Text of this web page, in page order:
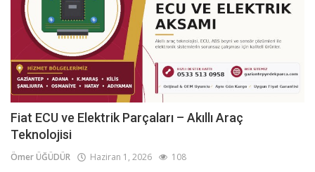
Fiat ECU ve Elektrik Parçaları – Akıllı Araç
Teknolojisi
Ömer ÜĞÜDÜR Haziran 1, 2026 108